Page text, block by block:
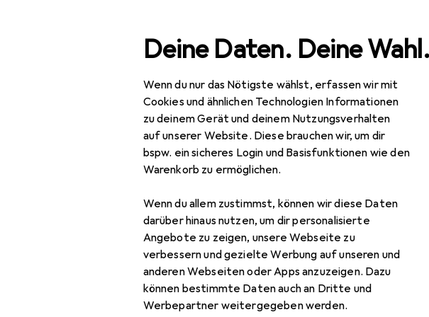
Deine Daten. Deine Wahl.
Wenn du nur das Nötigste wählst, erfassen wir mit
Cookies und ähnlichen Technologien Informationen
zu deinem Gerät und deinem Nutzungsverhalten
auf unserer Website. Diese brauchen wir, um dir
bspw. ein sicheres Login und Basisfunktionen wie den
Warenkorb zu ermöglichen.
Wenn du allem zustimmst, können wir diese Daten
darüber hinaus nutzen, um dir personalisierte
Angebote zu zeigen, unsere Webseite zu
verbessern und gezielte Werbung auf unseren und
anderen Webseiten oder Apps anzuzeigen. Dazu
können bestimmte Daten auch an Dritte und
Werbepartner weitergegeben werden.
Navigation nach Kategorien
IT + Multimedia Smartphones + Tablets Smartphone